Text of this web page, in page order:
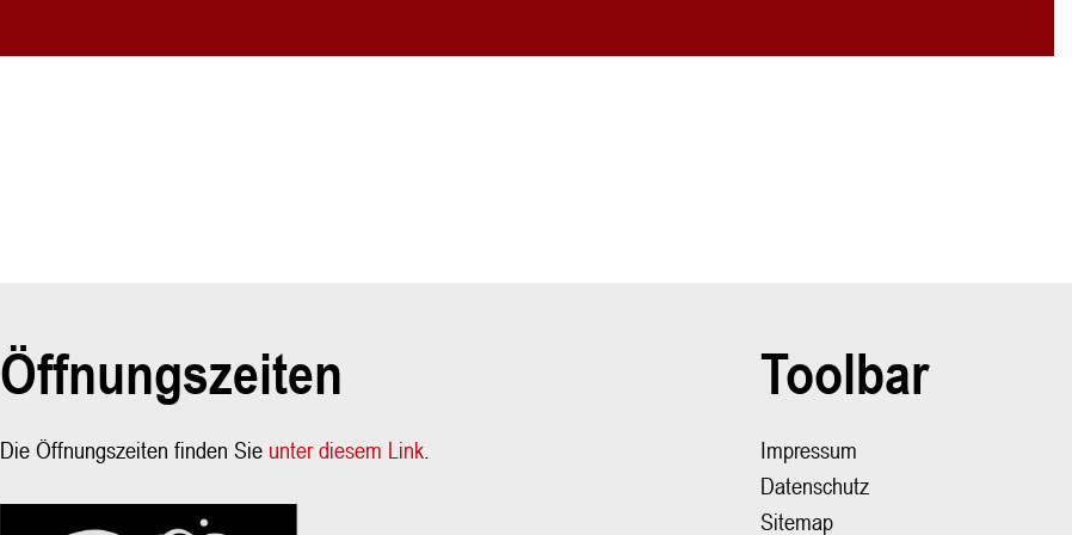
Öffnungszeiten
Die Öffnungszeiten finden Sie unter diesem Link
Toolbar
Impressum
Datenschutz
Sitemap